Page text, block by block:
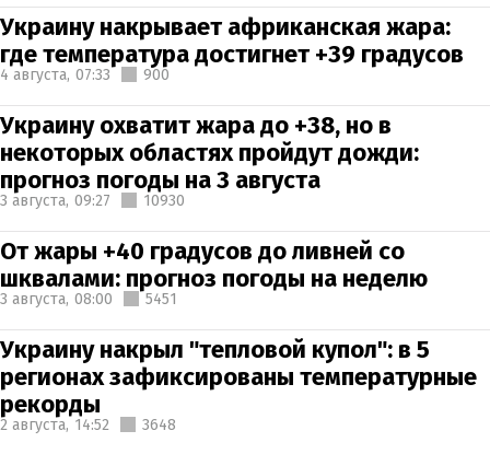
Украину накрывает африканская жара:
где температура достигнет +39 градусов
4 августа, 07:33 900
Украину охватит жара до +38, но в
некоторых областях пройдут дожди:
прогноз погоды на 3 августа
3 августа, 09:27 10930
От жары +40 градусов до ливней со
шквалами: прогноз погоды на неделю
3 августа, 08:00 5451
Украину накрыл "тепловой купол": в 5
регионах зафиксированы температурные
рекорды
2 августа, 14:52 3648